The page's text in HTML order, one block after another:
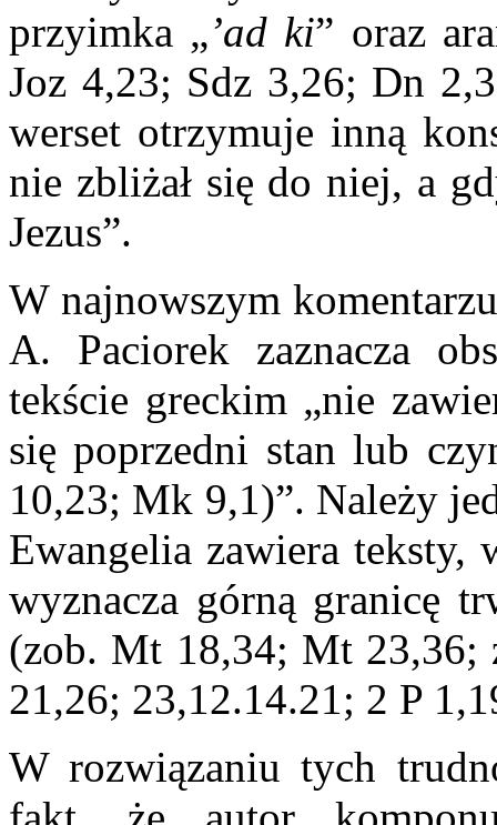
przyimka „’ad ki” oraz
Joz 4,23; Sdz 3,26; Dn
werset otrzymuje inną
nie zbliżał się do niej, a
Jezus”.
W najnowszym
A. Paciorek zaznacza
tekście greckim „nie
się poprzedni stan lub
10,23; Mk 9,1)”. Należy
Ewangelia zawiera
wyznacza górną granicę
(zob. Mt 18,34; Mt 23,36;
21,26; 23,12.14.21; 2 P
W rozwiązaniu tych